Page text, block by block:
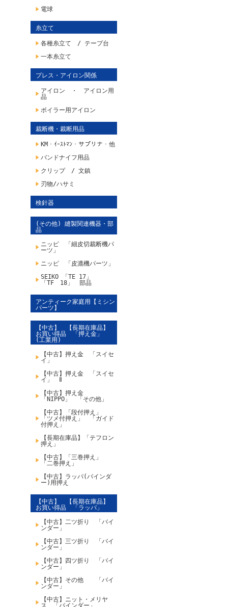
電球
糸立て
各種糸立て / テープ台
一本糸立て
プレス・アイロン関係
アイロン ・ アイロン用
品
ボイラー用アイロン
裁断機・裁断用品
KM・ｲｰｽﾄﾏﾝ・サプリナ・他
バンドナイフ用品
クリップ / 文鎮
刃物/ハサミ
検針器
(その他) 縫製関連機器・部
品
ニッピ 「細皮切裁断機パ
ーツ」
ニッピ 「皮漉機パーツ」
SEIKO 「TE 17」
「TF 18」 部品
アンティーク家庭用【ミシン
パーツ】
【中古】 【長期在庫品】
お買い得品 「押え金」
(工業用)
【中古】押え金 「スイセ
イ」
【中古】押え金 「スイセ
イ」 Ⅱ
【中古】押え金
「NIPPO」 「その他」
【中古】「段付押え」
「ツメ付押え」 「ガイド
付押え」
【長期在庫品】「テフロン
押え」
【中古】「三巻押え」
「二巻押え」
【中古】ラッパ(バインダ
ー)用押え
【中古】 【長期在庫品】
お買い得品 「ラッパ」
【中古】二ツ折り 「バイ
ンダー」
【中古】三ツ折り 「バイ
ンダー」
【中古】四ツ折り 「バイ
ンダー」
【中古】その他 「バイ
ンダー」
【中古】ニット・メリヤ
ス 「バインダー」